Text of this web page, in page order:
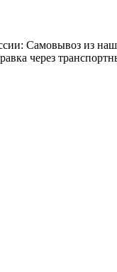
Самовывоз из
через